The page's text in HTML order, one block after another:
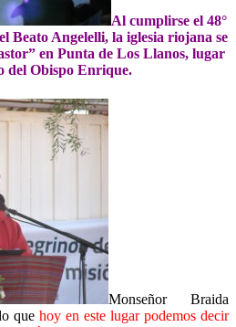
Al cumplirse el 48°
Beato Angelelli, la iglesia riojana se
en Punta de Los Llanos, lugar
del Obispo Enrique.
Monseñor Braida
que hoy en este lugar podemos decir